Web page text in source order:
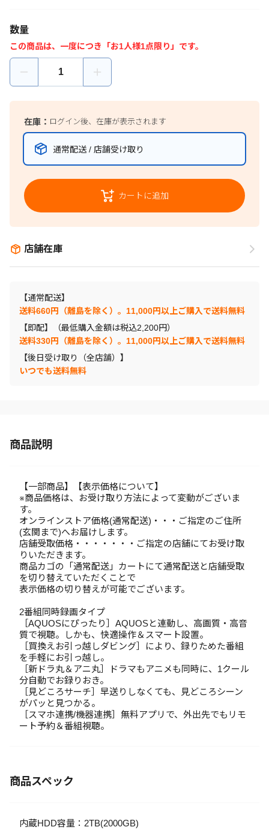
数量
この商品は、一度につき「お1人様1点限り」です。
在庫： ログイン後、在庫が表示されます
通常配送 / 店舗受け取り
カートに追加
店舗在庫
【通常配送】
送料660円（離島を除く）。11,000円以上ご購入で送料無料
【即配】（最低購入金額は税込2,200円）
送料330円（離島を除く）。11,000円以上ご購入で送料無料
【後日受け取り（全店舗）】
いつでも送料無料
商品説明
【一部商品】【表示価格について】
※商品価格は、お受け取り方法によって変動がございま
す。
オンラインストア価格(通常配送)・・・ご指定のご住所
(玄関まで)へお届けします。
店舗受取価格・・・・・・・ご指定の店舗にてお受け取
りいただきます。
商品カゴの「通常配送」カートにて通常配送と店舗受取
を切り替えていただくことで
表示価格の切り替えが可能でございます。
2番組同時録画タイプ
［AQUOSにぴったり］AQUOSと連動し、高画質・高音
質で視聴。しかも、快適操作＆スマート設置。
［買換えお引っ越しダビング］により、録りためた番組
を手軽にお引っ越し。
［新ドラ丸＆アニ丸］ドラマもアニメも同時に、1クール
分自動でお録りおき。
［見どころサーチ］早送りしなくても、見どころシーン
がパッと見つかる。
［スマホ連携/機器連携］無料アプリで、外出先でもリモ
ート予約＆番組視聴。
商品スペック
内蔵HDD容量：2TB(2000GB)